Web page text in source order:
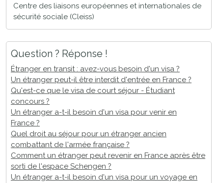
Centre des liaisons européennes et internationales de
sécurité sociale (Cleiss)
Question ? Réponse !
Étranger en transit : avez-vous besoin d'un visa ?
Un étranger peut-il être interdit d'entrée en France ?
Qu'est-ce que le visa de court séjour - Étudiant
concours ?
Un étranger a-t-il besoin d'un visa pour venir en
France ?
Quel droit au séjour pour un étranger ancien
combattant de l'armée française ?
Comment un étranger peut revenir en France après être
sorti de l'espace Schengen ?
Un étranger a-t-il besoin d'un visa pour un voyage en